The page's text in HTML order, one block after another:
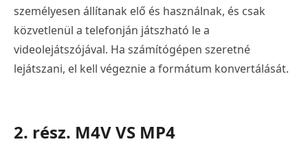
személyesen állítanak elő és használnak, és csak
közvetlenül a telefonján játszható le a
videolejátszójával. Ha számítógépen szeretné
lejátszani, el kell végeznie a formátum konvertálását.
2. rész. M4V VS MP4